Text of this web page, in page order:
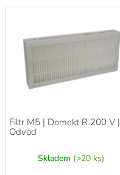
V
d
u
Filtr M5 | Domekt R 200 V |
Odvod
Skladem (>20 ks)